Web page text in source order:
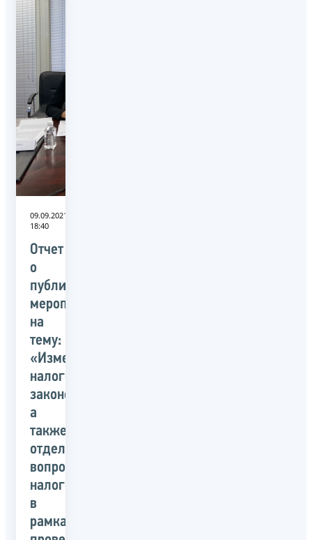
09.09.2021
18:40
Отчет
о
публичном
мероприятии
на
тему:
«Изменения
налогового
законодательства,
а
также
отдельные
вопросы
налогообложения
в
рамках